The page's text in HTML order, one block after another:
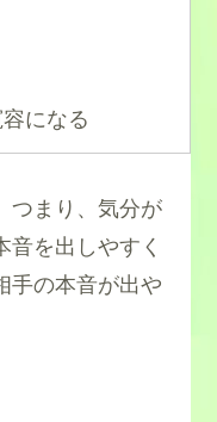
になる
つまり、気分が
音を出しやすく
手の本音が出や